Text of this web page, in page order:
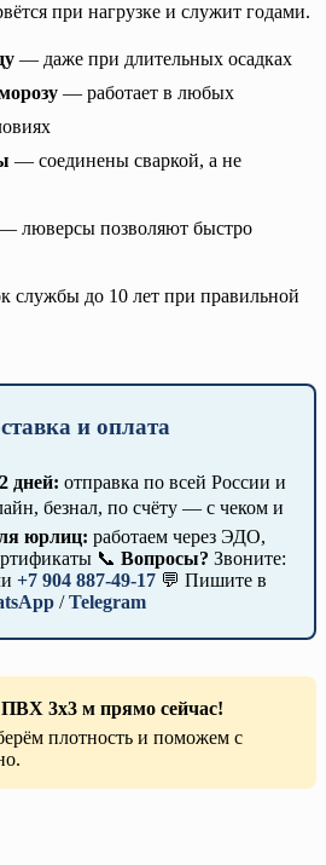
при нагрузке и служит годами.
— даже при длительных осадках
— работает в любых
— соединены сваркой, а не
люверсы позволяют быстро
службы до 10 лет при правильной
и оплата
дней: отправка по всей России и
безнал, по счёту — с чеком и
юрлиц: работаем через ЭДО,
📞 Вопросы? Звоните:
+7 904 887-49-17💬 Пишите в
/Telegram
ПВХ 3х3 м прямо сейчас!
плотность и поможем с